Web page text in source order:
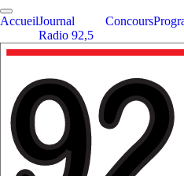
AccueilJournal
Radio 92,5
Concours